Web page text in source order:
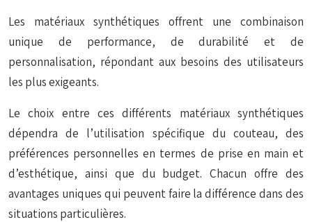
Les matériaux synthétiques offrent une combinaison
unique de performance, de durabilité et de
personnalisation, répondant aux besoins des utilisateurs
les plus exigeants.
Le choix entre ces différents matériaux synthétiques
dépendra de l’utilisation spécifique du couteau, des
préférences personnelles en termes de prise en main et
d’esthétique, ainsi que du budget. Chacun offre des
avantages uniques qui peuvent faire la différence dans des
situations particulières.